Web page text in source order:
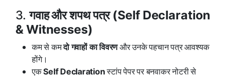
3.गवाह और शपथ पत्र (Self Declaration
& Witnesses)
कम से कमदो गवाहों का विवरणऔर उनके पहचान पत्र आवश्यक
होंगे।
एकSelf Declarationस्टांप पेपर पर बनवाकर नोटरी से